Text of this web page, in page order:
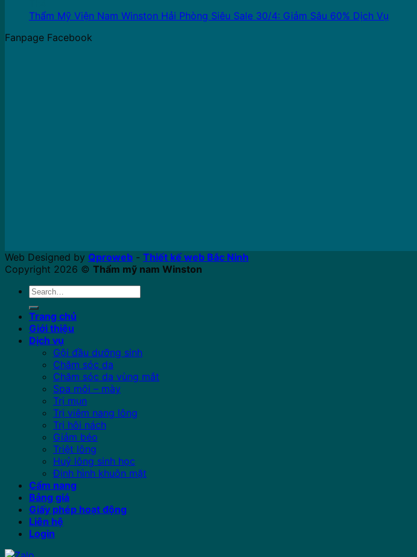
Thẩm Mỹ Viện Nam Winston Hải Phòng Siêu Sale 30/4: Giảm Sâu 60% Dịch Vụ
Fanpage Facebook
Web Designed by Qproweb - Thiết kế web Bắc Ninh
Copyright 2026 © Thẩm mỹ nam Winston
Search
Trang chủ
Giới thiệu
Dịch vụ
Gội đầu dưỡng sinh
Chăm sóc da
Chăm sóc da vùng mắt
Spa môi – mày
Trị mụn
Trị viêm nang lông
Trị hôi nách
Giảm béo
Triệt lông
Huỷ lông sinh học
Định hình khuôn mặt
Cẩm nang
Bảng giá
Giấy phép hoạt động
Liên hệ
Login